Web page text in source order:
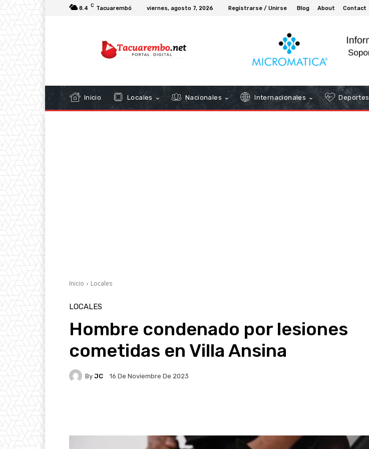
8.4 C Tacuarembó viernes, agosto 7, 2026 Registrarse / Unirse Blog About Contact
Inicio Locales Nacionales Internacionales Deportes
Inicio Locales
LOCALES
Hombre condenado por lesiones
cometidas en Villa Ansina
By JC 16 De Noviembre De 2023